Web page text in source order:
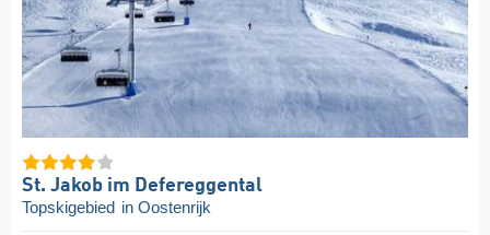
St. Jakob im Defereggental
Topskigebied in Oostenrijk